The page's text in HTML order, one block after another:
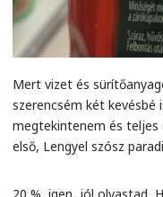
Mert vizet és
szerencsém két
megtekintenem és teljes
első, Lengyel szósz